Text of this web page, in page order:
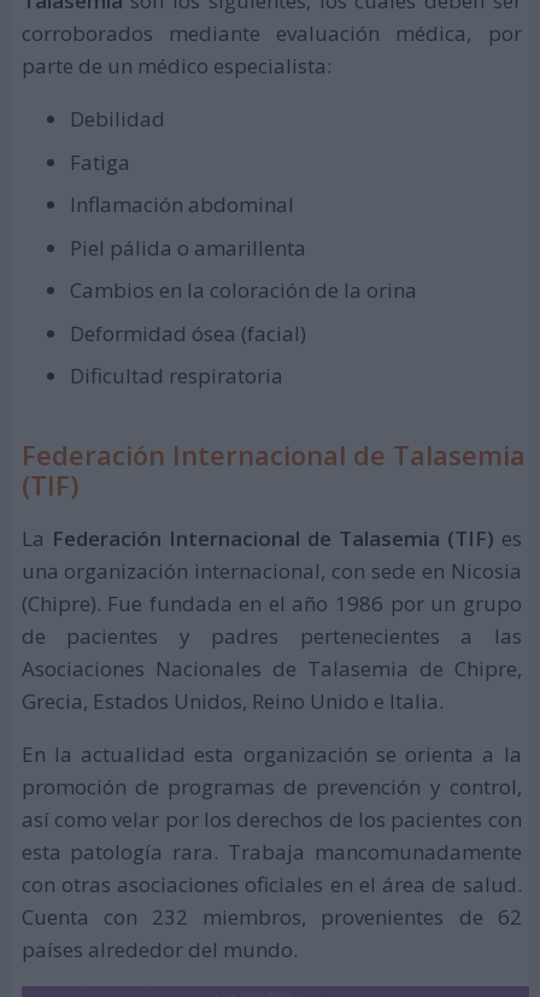
corroborados mediante evaluación médica, por
parte de un médico especialista:
Debilidad
Fatiga
Inflamación abdominal
Piel pálida o amarillenta
Cambios en la coloración de la orina
Deformidad ósea (facial)
Dificultad respiratoria
Federación Internacional de Talasemia
(TIF)
La Federación Internacional de Talasemia (TIF) es
una organización internacional, con sede en Nicosia
(Chipre). Fue fundada en el año 1986 por un grupo
de pacientes y padres pertenecientes a las
Asociaciones Nacionales de Talasemia de Chipre,
Grecia, Estados Unidos, Reino Unido e Italia.
En la actualidad esta organización se orienta a la
promoción de programas de prevención y control,
así como velar por los derechos de los pacientes con
esta patología rara. Trabaja mancomunadamente
con otras asociaciones oficiales en el área de salud.
Cuenta con 232 miembros, provenientes de 62
países alrededor del mundo.